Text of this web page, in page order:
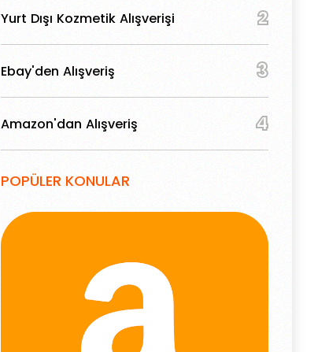
Yurt Dışı Kozmetik Alışverişi 2
Ebay'den Alışveriş 3
Amazon'dan Alışveriş 4
POPÜLER KONULAR